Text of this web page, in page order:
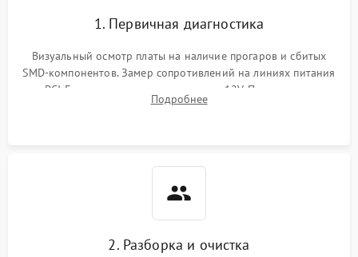
1. Первичная диагностика
Визуальный осмотр платы на наличие прогаров и сбитых
SMD-компонентов. Замер сопротивлений на линиях питания
PCI-E и дополнительных разъемах 12V. Проверка на
короткое замыкание основных дросселей питания GPU и
Подробнее
2. Разборка и очистка